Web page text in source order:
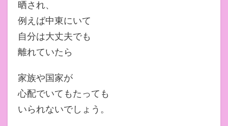
晒され、
例えば中東にいて
自分は大丈夫でも
離れていたら
家族や国家が
心配でいてもたっても
いられないでしょう。